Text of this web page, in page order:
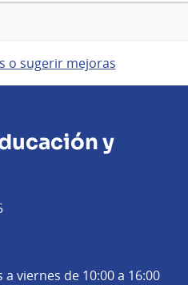
o sugerir mejoras
y
a viernes de 10:00 a 16:00